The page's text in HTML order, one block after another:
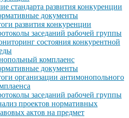
стандарта развития конкуренции
документы
развития конкуренции
заседаний рабочей группы
состояния конкурентной
комплаенс
документы
организации антимонопольного
заседаний рабочей группы
проектов нормативных
актов на предмет